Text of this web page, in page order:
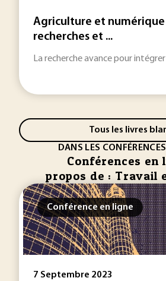
Agriculture et numérique
recherches et ...
La recherche avance pour
Tous les livres
DANS LES
Conférences en
propos de : Travail
Conférence en ligne
7 Septembre 2023